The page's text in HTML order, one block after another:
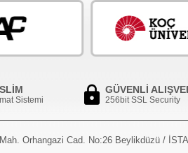
Sistemi
GÜVENLİ
256bit SSL Security
Orhangazi Cad. No:26 Beylikdüzü /